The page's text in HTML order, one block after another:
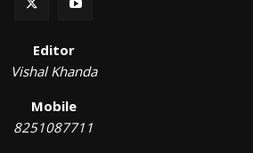
Editor
Vishal Khanda
Mobile
8251087711